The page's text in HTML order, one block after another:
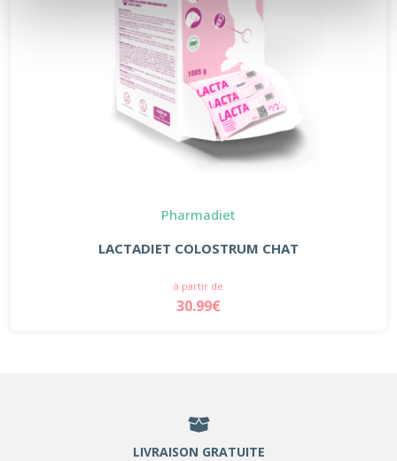
Pharmadiet
LACTADIET COLOSTRUM CHAT
à partir de
30.99€
LIVRAISON GRATUITE